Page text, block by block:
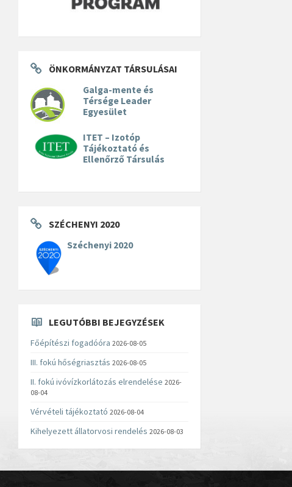
ÖNKORMÁNYZAT TÁRSULÁSAI
Galga-mente és
Térsége Leader
Egyesület
ITET – Izotóp
Tájékoztató és
Ellenőrző Társulás
SZÉCHENYI 2020
Széchenyi 2020
LEGUTÓBBI BEJEGYZÉSEK
Főépítészi fogadóóra 2026-08-05
III. fokú hőségriasztás 2026-08-05
II. fokú ivóvízkorlátozás elrendelése 2026-
08-04
Vérvételi tájékoztató 2026-08-04
Kihelyezett állatorvosi rendelés 2026-08-03